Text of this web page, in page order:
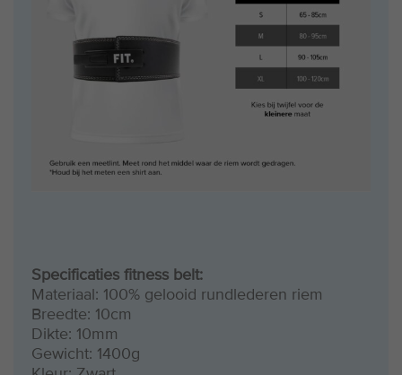
Specificaties fitness belt:
Materiaal: 100% gelooid rundlederen riem
Breedte: 10cm
Dikte: 10mm
Gewicht: 1400g